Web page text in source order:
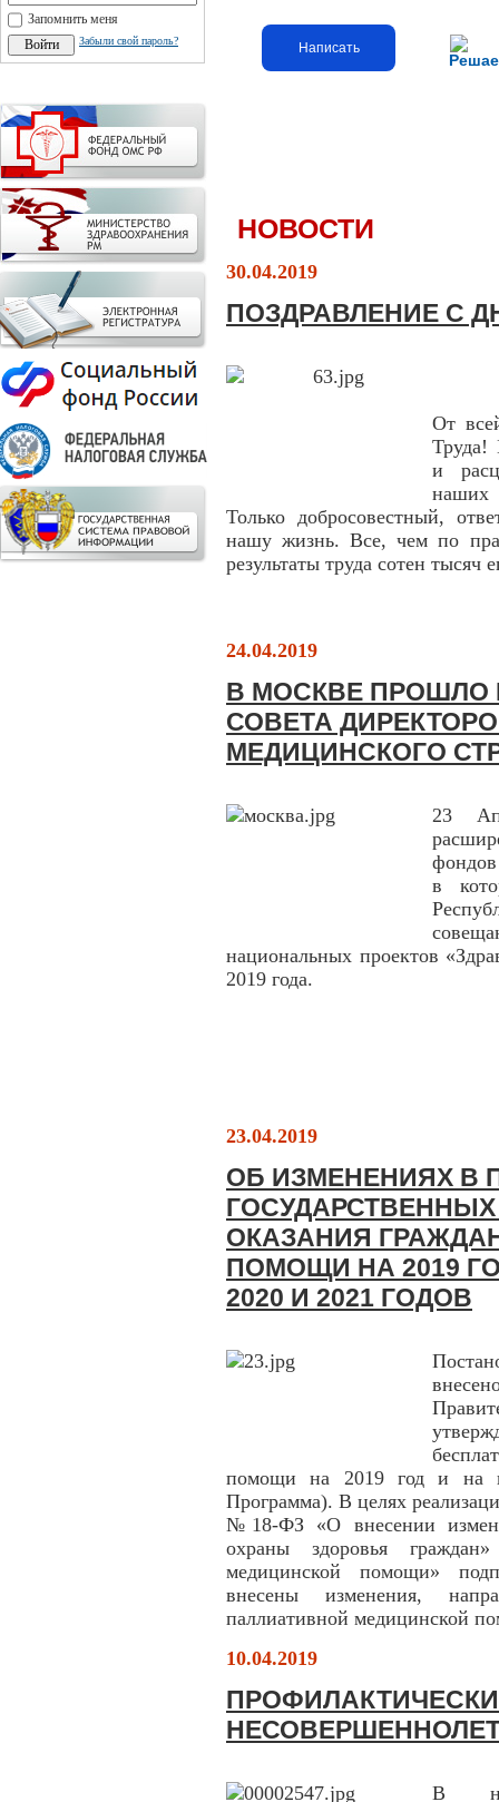
Запомнить меня
Забыли свой пароль? Написать
НОВОСТИ
30.04.2019
ПОЗДРАВЛЕНИЕ С
От
Труда!
и
наших
Только добросовестный,
нашу жизнь. Все, чем по
результаты труда сотен тысяч
24.04.2019
В МОСКВЕ
СОВЕТА
МЕДИЦИНСКОГО
23
фондов
в
национальных проектов
2019 года.
23.04.2019
ОБ ИЗМЕНЕНИЯХ В
ОКАЗАНИЯ
ПОМОЩИ НА 2019
2020 И 2021 ГОДОВ
помощи на 2019 год и на
Программа). В целях
№18-ФЗ «О внесении
охраны здоровья
медицинской помощи»
внесены изменения,
паллиативной медицинской
10.04.2019
В